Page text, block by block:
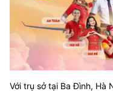
Với trụ sở tại Ba Đình, Hà